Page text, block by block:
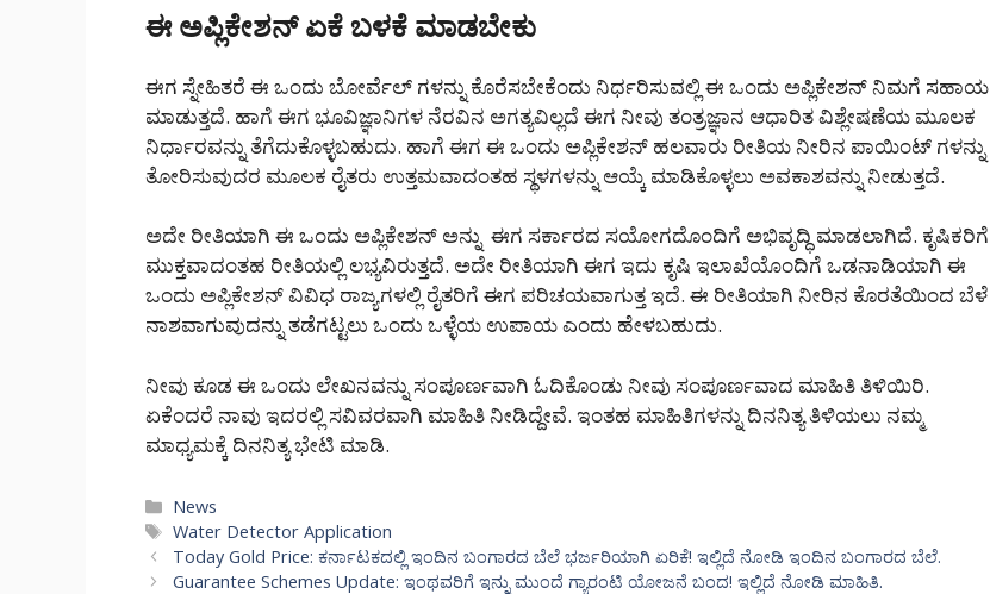
ಈ ಅಪ್ಲಿಕೇಶನ್ ಏಕೆ ಬಳಕೆ ಮಾಡಬೇಕು
ಈಗ ಸ್ನೇಹಿತರೆ ಈ ಒಂದು ಬೋರ್ವೆಲ್ ಗಳನ್ನು ಕೊರೆಸಬೇಕೆಂದು ನಿರ್ಧರಿಸುವಲ್ಲಿ ಈ ಒಂದು ಅಪ್ಲಿಕೇಶನ್ ನಿಮಗೆ ಸಹಾಯ
ಮಾಡುತ್ತದೆ. ಹಾಗೆ ಈಗ ಭೂವಿಜ್ಞಾನಿಗಳ ನೆರವಿನ ಅಗತ್ಯವಿಲ್ಲದೆ ಈಗ ನೀವು ತಂತ್ರಜ್ಞಾನ ಆಧಾರಿತ ವಿಶ್ಲೇಷಣೆಯ ಮೂಲಕ
ನಿರ್ಧಾರವನ್ನು ತೆಗೆದುಕೊಳ್ಳಬಹುದು. ಹಾಗೆ ಈಗ ಈ ಒಂದು ಅಪ್ಲಿಕೇಶನ್ ಹಲವಾರು ರೀತಿಯ ನೀರಿನ ಪಾಯಿಂಟ್ ಗಳನ್ನು
ತೋರಿಸುವುದರ ಮೂಲಕ ರೈತರು ಉತ್ತಮವಾದಂತಹ ಸ್ಥಳಗಳನ್ನು ಆಯ್ಕೆ ಮಾಡಿಕೊಳ್ಳಲು ಅವಕಾಶವನ್ನು ನೀಡುತ್ತದೆ.
ಅದೇ ರೀತಿಯಾಗಿ ಈ ಒಂದು ಅಪ್ಲಿಕೇಶನ್ ಅನ್ನು ಈಗ ಸರ್ಕಾರದ ಸಯೋಗದೊಂದಿಗೆ ಅಭಿವೃದ್ಧಿ ಮಾಡಲಾಗಿದೆ. ಕೃಷಿಕರಿಗೆ
ಮುಕ್ತವಾದಂತಹ ರೀತಿಯಲ್ಲಿ ಲಭ್ಯವಿರುತ್ತದೆ. ಅದೇ ರೀತಿಯಾಗಿ ಈಗ ಇದು ಕೃಷಿ ಇಲಾಖೆಯೊಂದಿಗೆ ಒಡನಾಡಿಯಾಗಿ ಈ
ಒಂದು ಅಪ್ಲಿಕೇಶನ್ ವಿವಿಧ ರಾಜ್ಯಗಳಲ್ಲಿ ರೈತರಿಗೆ ಈಗ ಪರಿಚಯವಾಗುತ್ತ ಇದೆ. ಈ ರೀತಿಯಾಗಿ ನೀರಿನ ಕೊರತೆಯಿಂದ ಬೆಳೆ
ನಾಶವಾಗುವುದನ್ನು ತಡೆಗಟ್ಟಲು ಒಂದು ಒಳ್ಳೆಯ ಉಪಾಯ ಎಂದು ಹೇಳಬಹುದು.
ನೀವು ಕೂಡ ಈ ಒಂದು ಲೇಖನವನ್ನು ಸಂಪೂರ್ಣವಾಗಿ ಓದಿಕೊಂಡು ನೀವು ಸಂಪೂರ್ಣವಾದ ಮಾಹಿತಿ ತಿಳಿಯಿರಿ.
ಏಕೆಂದರೆ ನಾವು ಇದರಲ್ಲಿ ಸವಿವರವಾಗಿ ಮಾಹಿತಿ ನೀಡಿದ್ದೇವೆ. ಇಂತಹ ಮಾಹಿತಿಗಳನ್ನು ದಿನನಿತ್ಯ ತಿಳಿಯಲು ನಮ್ಮ
ಮಾಧ್ಯಮಕ್ಕೆ ದಿನನಿತ್ಯ ಭೇಟಿ ಮಾಡಿ.
Categories
News
Tags
Water Detector Application
Today Gold Price: ಕರ್ನಾಟಕದಲ್ಲಿ ಇಂದಿನ ಬಂಗಾರದ ಬೆಲೆ ಭರ್ಜರಿಯಾಗಿ ಏರಿಕೆ! ಇಲ್ಲಿದೆ ನೋಡಿ ಇಂದಿನ ಬಂಗಾರದ ಬೆಲೆ.
Guarantee Schemes Update: ಇಂಥವರಿಗೆ ಇನ್ನು ಮುಂದೆ ಗ್ಯಾರಂಟಿ ಯೋಜನೆ ಬಂದ! ಇಲ್ಲಿದೆ ನೋಡಿ ಮಾಹಿತಿ.